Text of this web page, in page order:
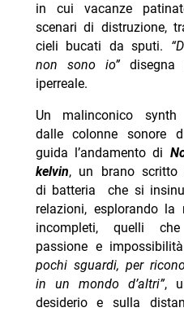
in cui vacanze
scenari di distruzione,
cieli bucati da sputi.
non sono io”disegna
iperreale.
Un malinconico
dalle colonne sonore
guida l’andamento di
kelvin, un brano
di batteria che si
relazioni, esplorando
incompleti, quelli
passione e
pochi sguardi, per
in un mondo d’altri”,
desiderio e sulla